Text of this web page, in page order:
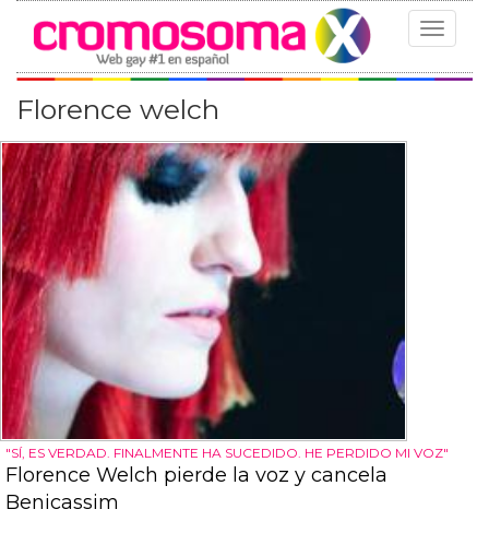
Toggle
Florence welch
"SÍ, ES VERDAD. FINALMENTE HA SUCEDIDO. HE PERDIDO MI VOZ"
Florence Welch pierde la voz y cancela
Benicassim